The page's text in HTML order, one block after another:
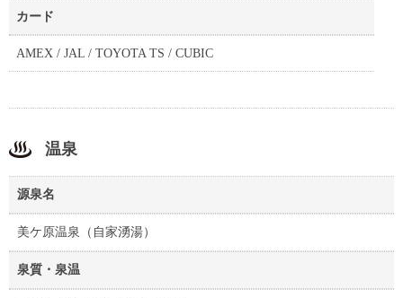
カード
AMEX / JAL / TOYOTA TS / CUBIC
温泉
源泉名
美ケ原温泉（自家湧湯）
泉質・泉温